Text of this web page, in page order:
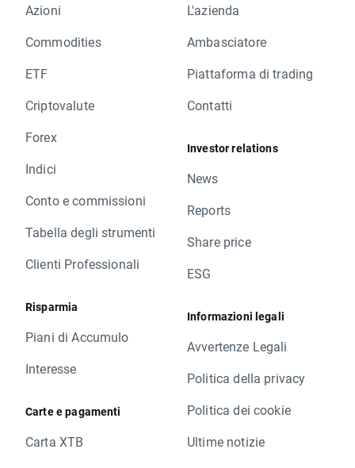
Azioni
Commodities
ETF
Criptovalute
Forex
Indici
Conto e commissioni
Tabella degli strumenti
Clienti Professionali
Risparmia
Piani di Accumulo
Interesse
Carte e pagamenti
Carta XTB
L'azienda
Ambasciatore
Piattaforma di trading
Contatti
Investor relations
News
Reports
Share price
ESG
Informazioni legali
Avvertenze Legali
Politica della privacy
Politica dei cookie
Ultime notizie